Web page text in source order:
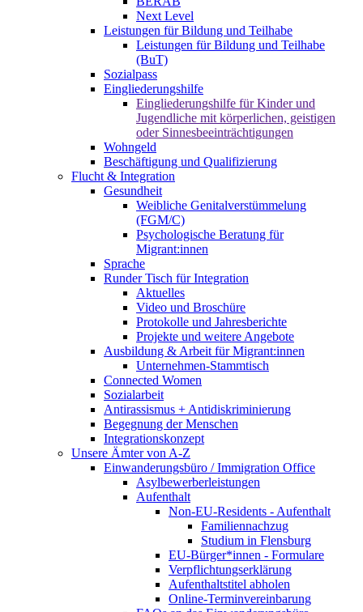
Next Level
Leistungen für Bildung und Teilhabe
Leistungen für Bildung und Teilhabe
(BuT)
Sozialpass
Eingliederungshilfe
Eingliederungshilfe für Kinder und
Jugendliche mit körperlichen, geistigen
oder Sinnesbeeinträchtigungen
Wohngeld
Beschäftigung und Qualifizierung
Flucht & Integration
Gesundheit
Weibliche Genitalverstümmelung
(FGM/C)
Psychologische Beratung für
Migrant:innen
Sprache
Runder Tisch für Integration
Aktuelles
Video und Broschüre
Protokolle und Jahresberichte
Projekte und weitere Angebote
Ausbildung & Arbeit für Migrant:innen
Unternehmen-Stammtisch
Connected Women
Sozialarbeit
Antirassismus + Antidiskriminierung
Begegnung der Menschen
Integrationskonzept
Unsere Ämter von A-Z
Einwanderungsbüro / Immigration Office
Asylbewerberleistungen
Aufenthalt
Non-EU-Residents - Aufenthalt
Familiennachzug
Studium in Flensburg
EU-Bürger*innen - Formulare
Verpflichtungserklärung
Aufenthaltstitel abholen
Online-Terminvereinbarung